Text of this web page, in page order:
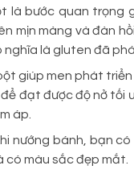
là bước quan trọng
mịn màng và đàn
là gluten đã
giúp men phát
đạt được độ nở tối
áp.
nướng bánh, bạn
có màu sắc đẹp mắt.